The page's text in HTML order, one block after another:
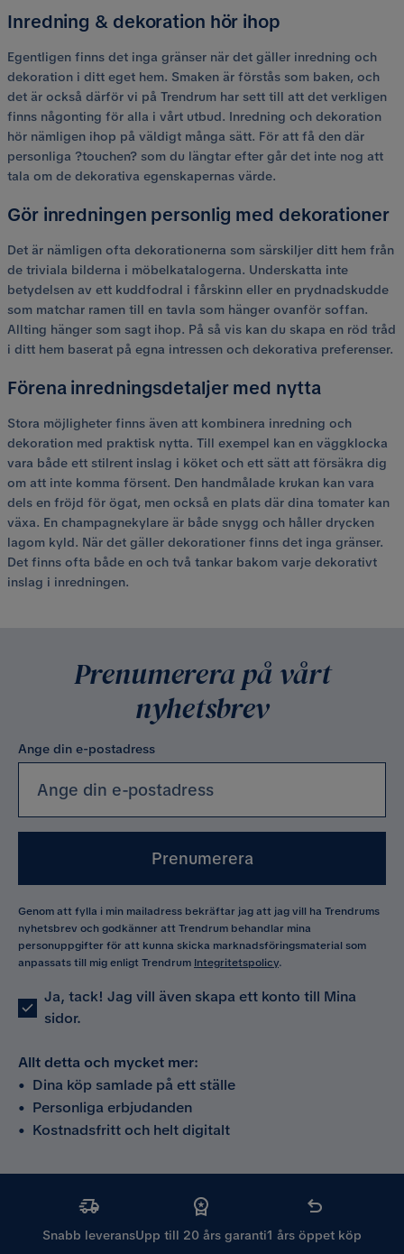
Inredning & dekoration hör ihop
Egentligen finns det inga gränser när det gäller inredning och
dekoration i ditt eget hem. Smaken är förstås som baken, och
det är också därför vi på Trendrum har sett till att det verkligen
finns någonting för alla i vårt utbud. Inredning och dekoration
hör nämligen ihop på väldigt många sätt. För att få den där
personliga ?touchen? som du längtar efter går det inte nog att
tala om de dekorativa egenskapernas värde.
Gör inredningen personlig med dekorationer
Det är nämligen ofta dekorationerna som särskiljer ditt hem från
de triviala bilderna i möbelkatalogerna. Underskatta inte
betydelsen av ett kuddfodral i fårskinn eller en prydnadskudde
som matchar ramen till en tavla som hänger ovanför soffan.
Allting hänger som sagt ihop. På så vis kan du skapa en röd tråd
i ditt hem baserat på egna intressen och dekorativa preferenser.
Förena inredningsdetaljer med nytta
Stora möjligheter finns även att kombinera inredning och
dekoration med praktisk nytta. Till exempel kan en väggklocka
vara både ett stilrent inslag i köket och ett sätt att försäkra dig
om att inte komma försent. Den handmålade krukan kan vara
dels en fröjd för ögat, men också en plats där dina tomater kan
växa. En champagnekylare är både snygg och håller drycken
lagom kyld. När det gäller dekorationer finns det inga gränser.
Det finns ofta både en och två tankar bakom varje dekorativt
inslag i inredningen.
Prenumerera på vårt
nyhetsbrev
Ange din e-postadress
Prenumerera
Genom att fylla i min mailadress bekräftar jag att jag vill ha Trendrums
nyhetsbrev och godkänner att Trendrum behandlar mina
personuppgifter för att kunna skicka marknadsföringsmaterial som
anpassats till mig enligt Trendrum Integritetspolicy.
Ja, tack! Jag vill även skapa ett konto till Mina
sidor.
Allt detta och mycket mer:
• Dina köp samlade på ett ställe
• Personliga erbjudanden
• Kostnadsfritt och helt digitalt
Snabb leveransUpp till 20 års garanti1 års öppet köp